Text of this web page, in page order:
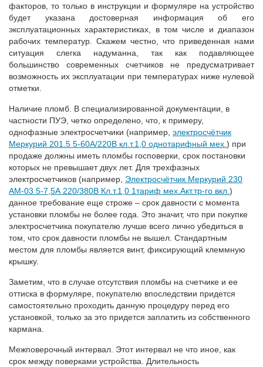
факторов, то только в инструкции и формуляре на устройство
будет указана достоверная информация об его
эксплуатационных характеристиках, в том числе и диапазон
рабочих температур. Скажем честно, что приведенная нами
ситуация слегка надуманна, так как подавляющее
большинство современных счетчиков не предусматривает
возможность их эксплуатации при температурах ниже нулевой
отметки.
Наличие пломб. В специализированной документации, в
частности ПУЭ, четко определено, что, к примеру,
однофазные электросчетчики (например, электросчётчик
Меркурий 201.5 5-60А/220В кл.т.1,0 однотарифный мех. ) при
продаже должны иметь пломбы госповерки, срок постановки
которых не превышает двух лет. Для трехфазных
электросчетчиков (например, Электросчётчик Меркурий 230
АМ-03 5-7,5А 220/380В Кл.т.1,0 1тариф мех.Акт.тр-го вкл. )
данное требование еще строже – срок давности с момента
установки пломбы не более года. Это значит, что при покупке
электросчетчика покупателю лучше всего лично убедиться в
том, что срок давности пломбы не вышел. Стандартным
местом для пломбы является винт, фиксирующий клеммную
крышку.
Заметим, что в случае отсутствия пломбы на счетчике и ее
оттиска в формуляре, покупателю впоследствии придется
самостоятельно проходить данную процедуру перед его
установкой, только за это придется заплатить из собственного
кармана.
Межповерочный интервал. Этот интервал не что иное, как
срок между поверками устройства. Длительность